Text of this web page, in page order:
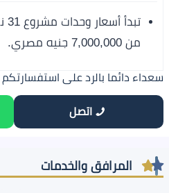
من 7,000,000 جنيه مصري.
سعداء دائما بالرد على استفسارتكم
اتصل
المرافق والخدمات